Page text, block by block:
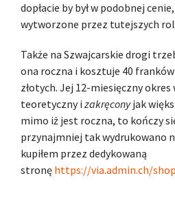
dopłacie by był w podobnej
wytworzone przez tutejszych
Także na Szwajcarskie drogi
ona roczna i kosztuje 40 franków
złotych. Jej 12-miesięczny
teoretyczny i zakręconyjak
mimo iż jest roczna, to kończy
przynajmniej tak wydrukowano
kupiłem przez dedykowaną
stronę https://via.admin.ch/